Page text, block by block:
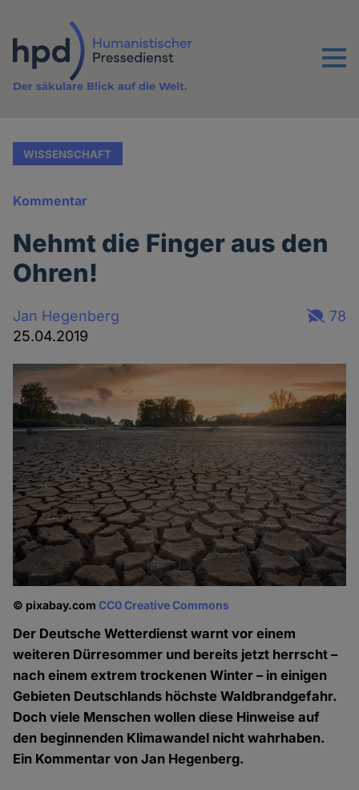
Inhalt
Menu
Der säkulare Blick auf die Welt.
WISSENSCHAFT
Kommentar
Nehmt die Finger aus den
Ohren!
Jan Hegenberg
25.04.2019
78
© pixabay.comCC0 Creative Commons
Der Deutsche Wetterdienst warnt vor einem
weiteren Dürresommer und bereits jetzt herrscht –
nach einem extrem trockenen Winter – in einigen
Gebieten Deutschlands höchste Waldbrandgefahr.
Doch viele Menschen wollen diese Hinweise auf
den beginnenden Klimawandel nicht wahrhaben.
Ein Kommentar von Jan Hegenberg.